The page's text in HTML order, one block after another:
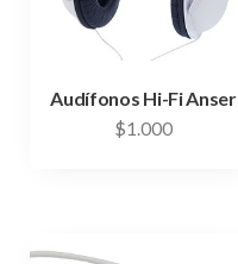
Audífonos Hi-Fi Anser
$1.000